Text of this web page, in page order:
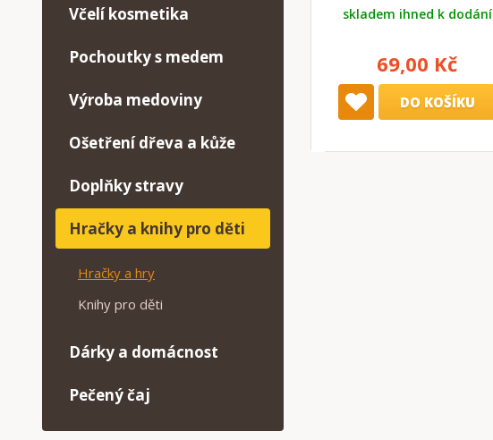
skladem ihned k dodání
69,00 Kč
DO KOŠÍKU
Včelí kosmetika
Pochoutky s medem
Výroba medoviny
Ošetření dřeva a kůže
Doplňky stravy
Hračky a knihy pro děti
Hračky a hry
Knihy pro děti
Dárky a domácnost
Pečený čaj